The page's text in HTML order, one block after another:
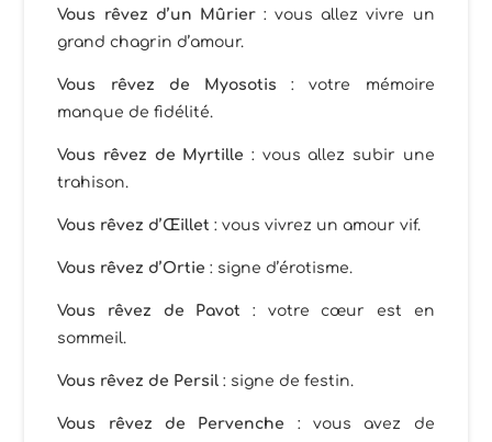
Vous rêvez d’un Mûrier: vous allez vivre un
grand chagrin d’amour.
Vous rêvez de Myosotis : votre mémoire
manque de fidélité.
Vous rêvez de Myrtille : vous allez subir une
trahison.
Vous rêvez d’Œillet : vous vivrez un amour vif.
Vous rêvez d’Ortie : signe d’érotisme.
Vous rêvez de Pavot : votre cœur est en
sommeil.
Vous rêvez de Persil : signe de festin.
Vous rêvez de Pervenche : vous avez de